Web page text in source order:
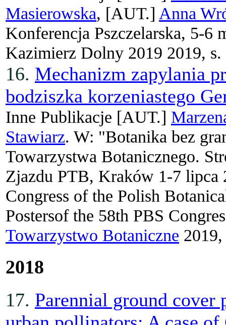
Masierowska, [AUT.] Anna
Konferencja Pszczelarska, 5-6
Kazimierz Dolny 2019 2019,
16. Mechanizm zapylania
bodziszka korzeniastego
Inne Publikacje [AUT.]
Stawiarz. W: "Botanika bez
Towarzystwa Botanicznego.
Zjazdu PTB, Kraków 1-7 lipca
Congress of the Polish
Postersof the 58th PBS
Towarzystwo Botaniczne
2018
17. Parennial ground cover